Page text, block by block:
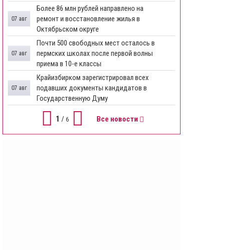
Более 86 млн рублей направлено на
ремонт и восстановление жилья в
Октябрьском округе
07 авг
Почти 500 свободных мест осталось в
пермских школах после первой волны
приема в 10-е классы
07 авг
Крайизбирком зарегистрировал всех
подавших документы кандидатов в
Государственную Думу
07 авг
1 / 6 Все новости